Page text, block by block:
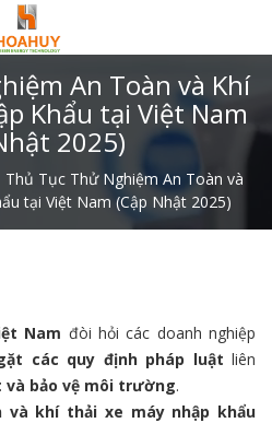
An Toàn và Khí
Khẩu tại Việt Nam
2025)
Thủ Tục Thử Nghiệm An Toàn và
tại Việt Nam (Cập Nhật 2025)
Nam đòi hỏi các doanh nghiệp
các quy định pháp luật liên
bảo vệ môi trường.
khí thải xe máy nhập khẩu